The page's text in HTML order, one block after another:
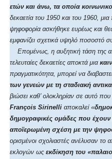
ετών και άνω, τα οποία
δεκαετία του 1950 και του 1960,
ψηφοφορία ασκήθηκε ευρέως και
εμφανίζει σχετικά υψηλό ποσοστό
Επομένως, η αυξητική τάση της
τελευταίες δεκαετίες αποκτά μια
πραγματικότητα, μπορεί να
των γενεών με τη σταδιακή
βιώσει καθ’ ολοκληρίαν σε αυτό
François Sirinelli αποκαλεί «
δημογραφικές ομάδες που
αποϊερωμένη σχέση με την
ορισμένοι σχολιαστές ανέλυσαν το
εκλογών ως εκδίκηση του